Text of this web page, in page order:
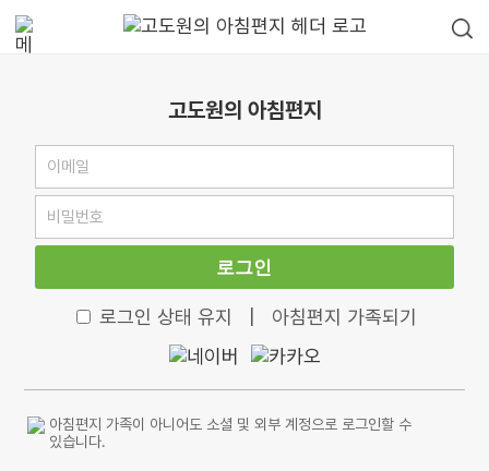
고도원의 아침편지
로그인
로그인 상태 유지 아침편지 가족되기
아침편지 가족이 아니어도 소셜 및 외부 계정으로 로그인할 수
있습니다.